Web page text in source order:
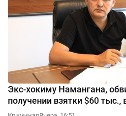
Экс-хокиму Намангана,
получении взятки $60 тыс.,